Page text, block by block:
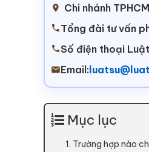
Chi nhánh
Tổng đài tư vấn
Số điện thoại
Email:
Mục lục
1. Trường hợp nào